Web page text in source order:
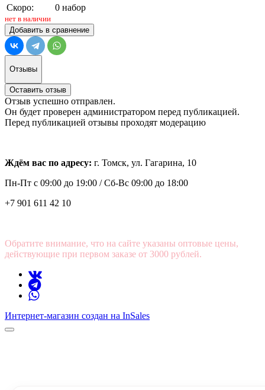
Скоро:
0 набор
нет в наличии
Добавить в сравнение
Отзывы
Оставить отзыв
Отзыв успешно отправлен.
Он будет проверен администратором перед публикацией.
Перед публикацией отзывы проходят модерацию
Ждём вас по адресу: г. Томск, ул. Гагарина, 10
Пн-Пт с 09:00 до 19:00 /Сб-Вс 09:00 до 18:00
+7 901 611 42 10
Обратите внимание, что на сайте указаны оптовые цены,
действующие при первом заказе от 3000 рублей.
Интернет-магазин создан на InSales